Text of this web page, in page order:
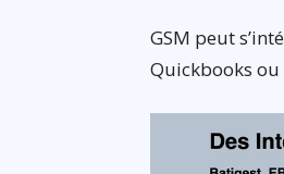
GSM peut
Quickbooks ou